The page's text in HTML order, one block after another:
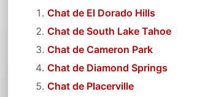
Chat de El Dorado Hills
Chat de South Lake Tahoe
Chat de Cameron Park
Chat de Diamond Springs
Chat de Placerville